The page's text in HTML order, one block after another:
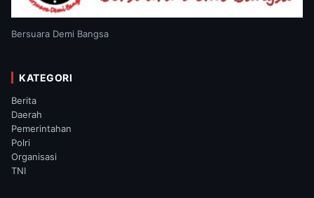
Bersuara Demi Bangsa
KATEGORI
Berita
Daerah
Pemerintahan
Polri
Organisasi
TNI